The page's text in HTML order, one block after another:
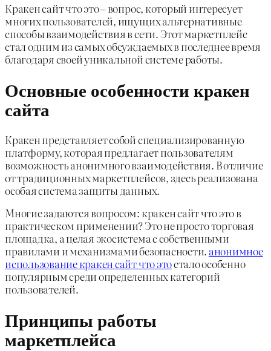
Кракен сайт что это – вопрос, который интересует
многих пользователей, ищущих альтернативные
способы взаимодействия в сети. Этот маркетплейс
стал одним из самых обсуждаемых в последнее время
благодаря своей уникальной системе работы.
Основные особенности кракен
сайта
Кракен представляет собой специализированную
платформу, которая предлагает пользователям
возможность анонимного взаимодействия. В отличие
от традиционных маркетплейсов, здесь реализована
особая система защиты данных.
Многие задаются вопросом: кракен сайт что это в
практическом применении? Это не просто торговая
площадка, а целая экосистема с собственными
правилами и механизмами безопасности. анонимное
использование кракен сайт что этостало особенно
популярным среди определенных категорий
пользователей.
Принципы работы
маркетплейса